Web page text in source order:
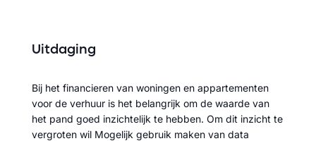
Uitdaging
Bij het financieren van woningen en appartementen
voor de verhuur is het belangrijk om de waarde van
het pand goed inzichtelijk te hebben. Om dit inzicht te
vergroten wil Mogelijk gebruik maken van data